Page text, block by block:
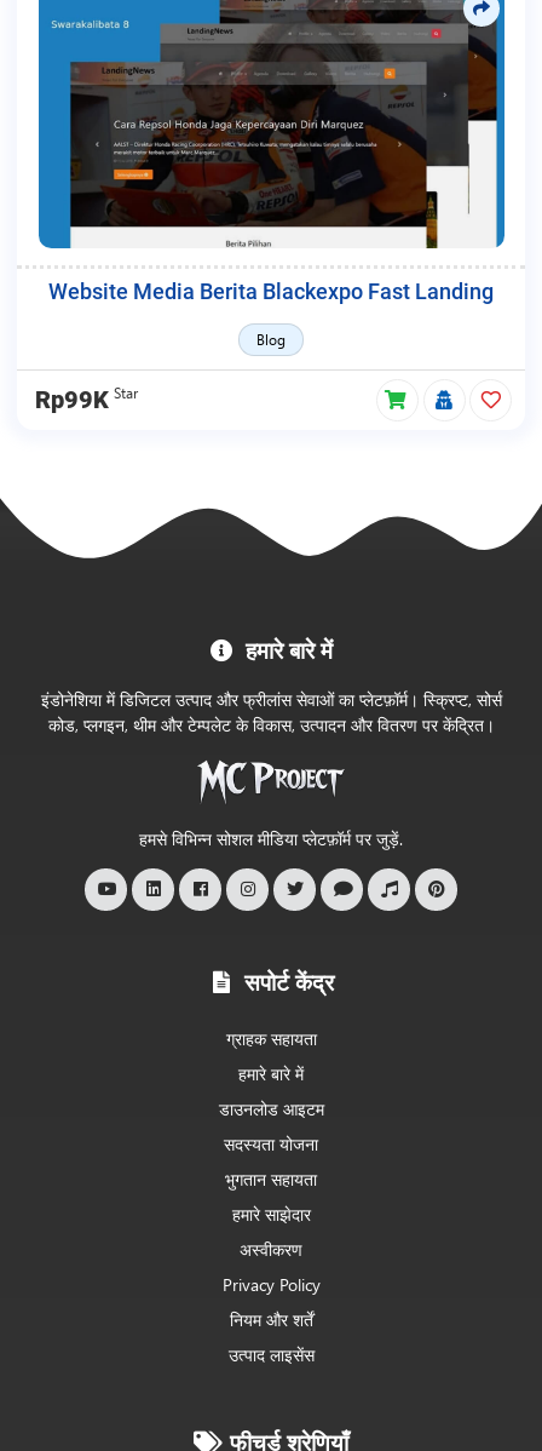
Website Media Berita Blackexpo Fast Landing
Blog
Rp99K Star
आधिकारिक
हमारे बारे में
इंडोनेशिया में डिजिटल उत्पाद और फ्रीलांस सेवाओं का प्लेटफ़ॉर्म। स्क्रिप्ट, सोर्स
कोड, प्लगइन, थीम और टेम्पलेट के विकास, उत्पादन और वितरण पर केंद्रित।
हमसे विभिन्न सोशल मीडिया प्लेटफ़ॉर्म पर जुड़ें.
सपोर्ट केंद्र
ग्राहक सहायता
हमारे बारे में
डाउनलोड आइटम
सदस्यता योजना
भुगतान सहायता
हमारे साझेदार
अस्वीकरण
Privacy Policy
नियम और शर्तें
उत्पाद लाइसेंस
फीचर्ड श्रेणियाँ